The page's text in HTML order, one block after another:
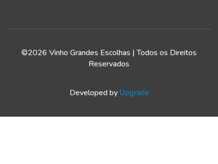
©2026 Vinho Grandes Escolhas | Todos os Direitos
Reservados
Developed by Upgrade